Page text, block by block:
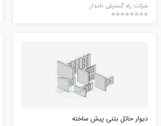
شرکت راه گسترش نامدار
دیوار حائل بتنی پیش ساخته